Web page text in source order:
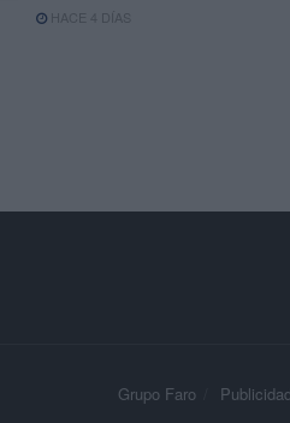
HACE 4 DÍAS
Grupo Faro Publicidad